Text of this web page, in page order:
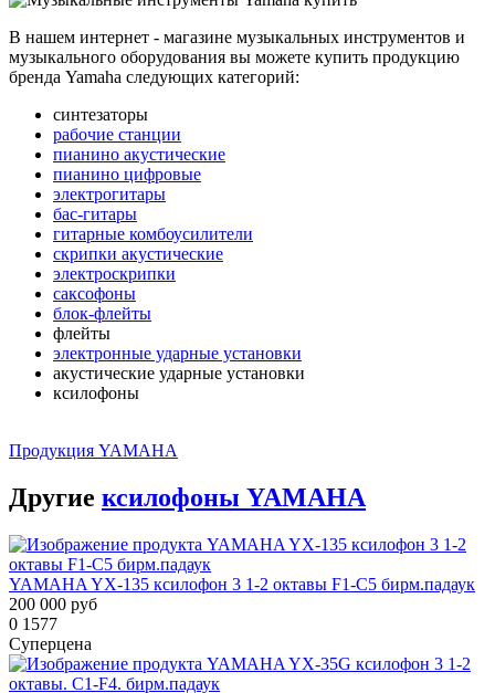
В нашем интернет - магазине музыкальных инструментов и
музыкального оборудования вы можете купить продукцию
бренда Yamaha следующих категорий:
синтезаторы
рабочие станции
пианино акустические
пианино цифровые
электрогитары
бас-гитары
гитарные комбоусилители
скрипки акустические
электроскрипки
саксофоны
блок-флейты
флейты
электронные ударные установки
акустические ударные установки
ксилофоны
Продукция YAMAHA
Другие ксилофоны YAMAHA
YAMAHA YX-135 ксилофон 3 1-2 октавы F1-C5 бирм.падаук
200 000 руб
0 1577
Суперцена